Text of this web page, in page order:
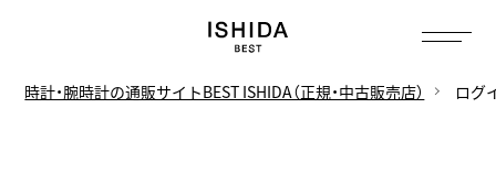
時計・腕時計の通販サイトBEST ISHIDA（正規・中古販売店） ログ